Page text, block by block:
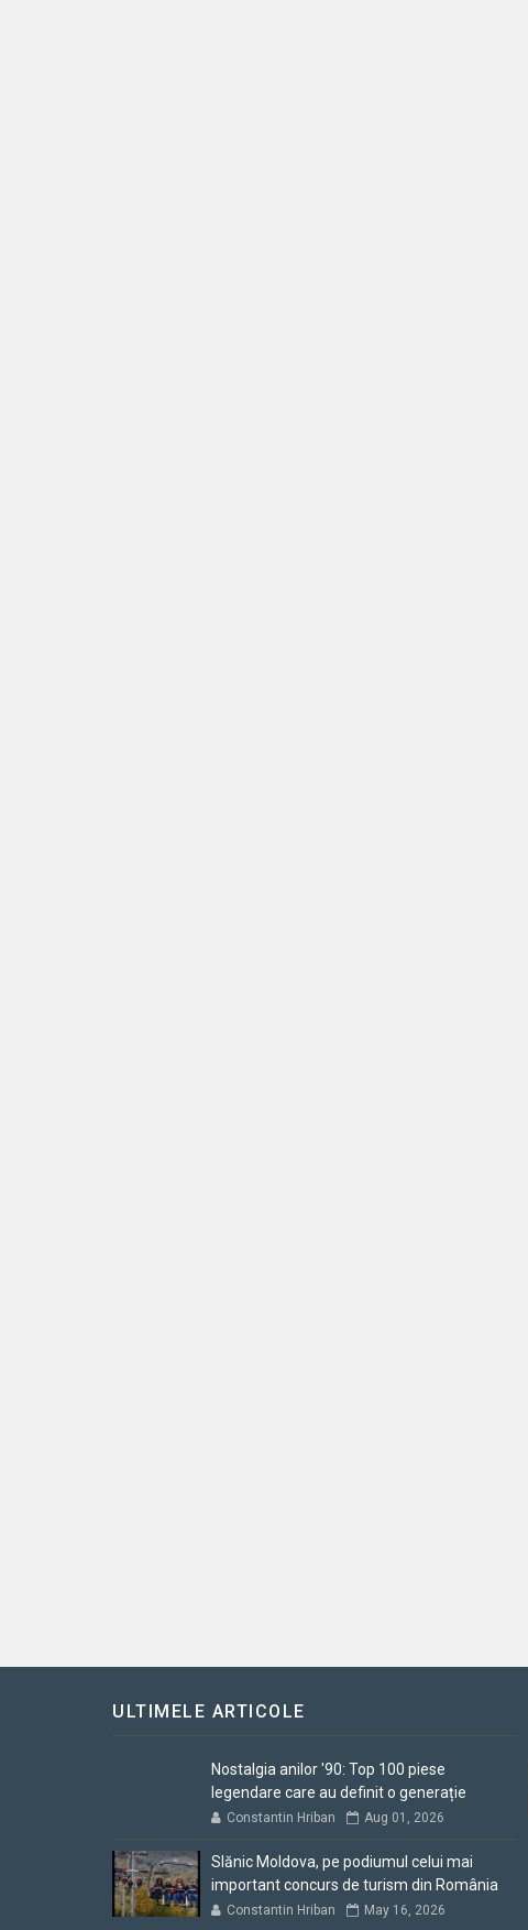
ULTIMELE ARTICOLE
Nostalgia anilor '90: Top 100 piese
legendare care au definit o generație
Constantin Hriban Aug 01, 2026
Slănic Moldova, pe podiumul celui mai
important concurs de turism din România
Constantin Hriban May 16, 2026